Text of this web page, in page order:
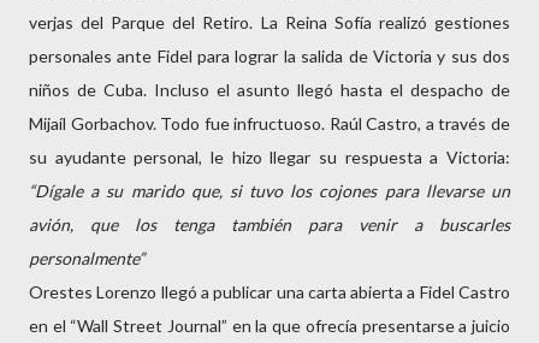
verjas del Parque del Retiro. La Reina Sofía realizó gestiones
personales ante Fidel para lograr la salida de Victoria y sus dos
niños de Cuba. Incluso el asunto llegó hasta el despacho de
Mijaíl Gorbachov. Todo fue infructuoso. Raúl Castro, a través de
su ayudante personal, le hizo llegar su respuesta a Victoria:
“Dígale a su marido que, si tuvo los cojones para llevarse un
avión, que los tenga también para venir a buscarles
personalmente”
Orestes Lorenzo llegó a publicar una carta abierta a Fidel Castro
en el “Wall Street Journal” en la que ofrecía presentarse a juicio